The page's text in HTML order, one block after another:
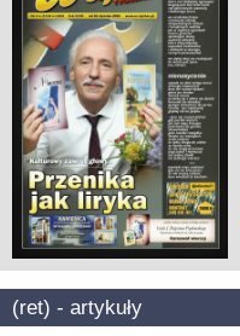
(ret) - artykuły